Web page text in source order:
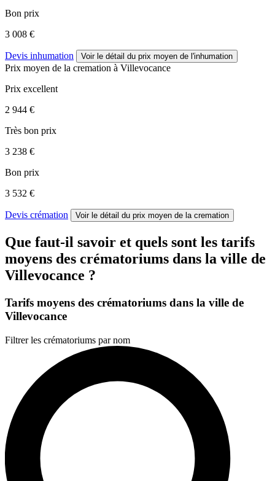
Bon prix
3 008 €
Devis inhumation Voir le détail du prix moyen de l'inhumation
Prix moyen de la cremation à Villevocance
Prix excellent
2 944 €
Très bon prix
3 238 €
Bon prix
3 532 €
Devis crémation Voir le détail du prix moyen de la cremation
Que faut-il savoir et quels sont les tarifs
moyens des crématoriums dans la ville de
Villevocance ?
Tarifs moyens des crématoriums dans la ville de
Villevocance
Filtrer les crématoriums par nom